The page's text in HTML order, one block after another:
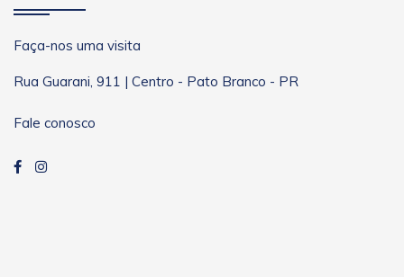
Faça-nos uma visita
Rua Guarani, 911 | Centro - Pato Branco - PR
Fale conosco